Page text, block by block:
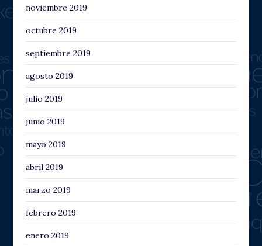
noviembre 2019
octubre 2019
septiembre 2019
agosto 2019
julio 2019
junio 2019
mayo 2019
abril 2019
marzo 2019
febrero 2019
enero 2019